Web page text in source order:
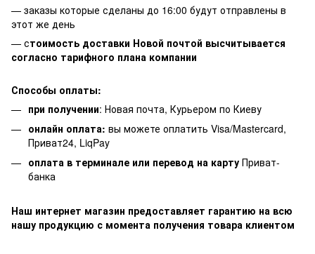
— заказы которые сделаны до 16:00 будут отправлены в
этот же день
— стоимость доставки Новой почтой высчитывается
согласно тарифного плана компании
Способы оплаты:
при получении: Новая почта, Курьером по Киеву
онлайн оплата: вы можете оплатить Visa/Mastercard,
Приват24, LiqPay
оплата в терминале или перевод на карту Приват-
банка
Наш интернет магазин предоставляет гарантию на всю
нашу продукцию с момента получения товара клиентом